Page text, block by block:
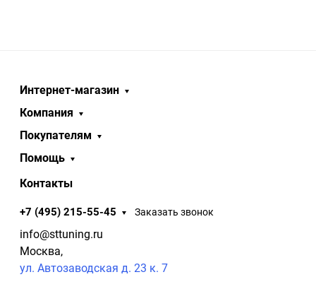
Интернет-магазин
Компания
Покупателям
Помощь
Контакты
+7 (495) 215-55-45 Заказать звонок
info@sttuning.ru
Москва,
ул. Автозаводская д. 23 к. 7